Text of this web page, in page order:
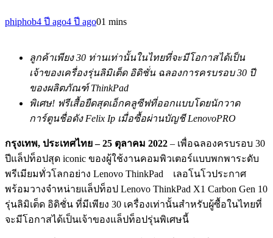
phiphob4 ปี ago4 ปี ago01 mins
ลูกค้าเพียง 30 ท่านเท่านั้นในไทยที่จะมีโอกาสได้เป็น
เจ้าของเครื่องรุ่นลิมิเต็ด อิดิชั่น ฉลองการครบรอบ 30 ปี
ของผลิตภัณฑ์ ThinkPad
พิเศษ! ฟรีเสื้อยืดสุดเอ็กคลูซีฟที่ออกแบบโดยนักวาด
การ์ตูนชื่อดัง Felix Ip เมื่อซื้อผ่านบัญชี LenovoPRO
กรุงเทพ, ประเทศไทย–25 ตุลาคม 2022 – เพื่อฉลองครบรอบ 30
ปีแล็ปท็อปสุด iconic ของผู้ใช้งานคอมพิวเตอร์แบบพกพาระดับ
พรีเมียมทั่วโลกอย่าง Lenovo ThinkPad เลอโนโวประกาศ
พร้อมวางจำหน่ายแล็ปท็อป Lenovo ThinkPad X1 Carbon Gen 10
รุ่นลิมิเต็ด อิดิชั่น ที่มีเพียง 30 เครื่องเท่านั้นสำหรับผู้ซื้อในไทยที่
จะมีโอกาสได้เป็นเจ้าของแล็ปท็อปรุ่นพิเศษนี้